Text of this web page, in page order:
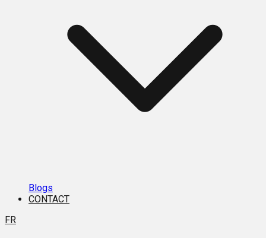
Blogs
CONTACT
FR